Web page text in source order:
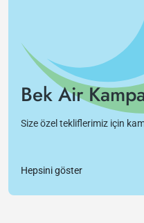
Bek Air
Size özel tekliflerimiz için
Hepsini göster